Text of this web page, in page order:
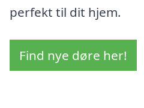
perfekt til dit hjem.
Find nye døre her!